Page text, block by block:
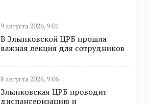
9 августа 2026, 9:01
В Злынковской ЦРБ прошла
важная лекция для сотрудников
8 августа 2026, 9:06
Злынковская ЦРБ проводит
диспансеризацию и